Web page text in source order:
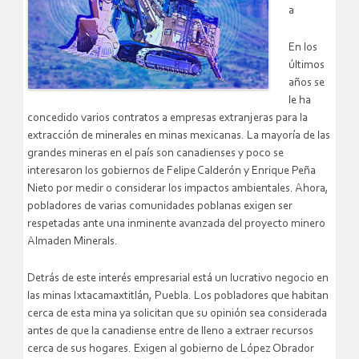
a
En los
últimos
años se
le ha
concedido varios contratos a empresas extranjeras para la
extracción de minerales en minas mexicanas. La mayoría de las
grandes mineras en el país son canadienses y poco se
interesaron los gobiernos de Felipe Calderón y Enrique Peña
Nieto por medir o considerar los impactos ambientales. Ahora,
pobladores de varias comunidades poblanas exigen ser
respetadas ante una inminente avanzada del proyecto minero
Almaden Minerals.
Detrás de este interés empresarial está un lucrativo negocio en
las minas Ixtacamaxtitlán, Puebla. Los pobladores que habitan
cerca de esta mina ya solicitan que su opinión sea considerada
antes de que la canadiense entre de lleno a extraer recursos
cerca de sus hogares. Exigen al gobierno de López Obrador